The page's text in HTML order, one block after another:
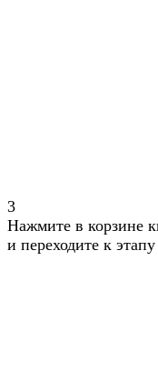
3
Нажмите в корзине
и переходите к